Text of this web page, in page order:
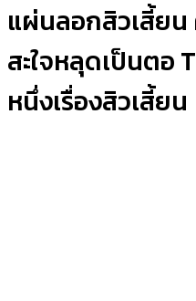
แผ่นลอกสิวเสี้ย
สะใจหลุดเป็นตอ
หนึ่งเรื่องสิวเสี้ยน